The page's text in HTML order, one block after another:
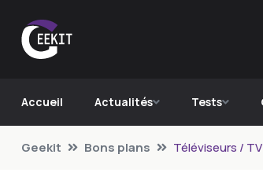
Accueil Actualités Tests
Geekit Bons plans Téléviseurs / TV